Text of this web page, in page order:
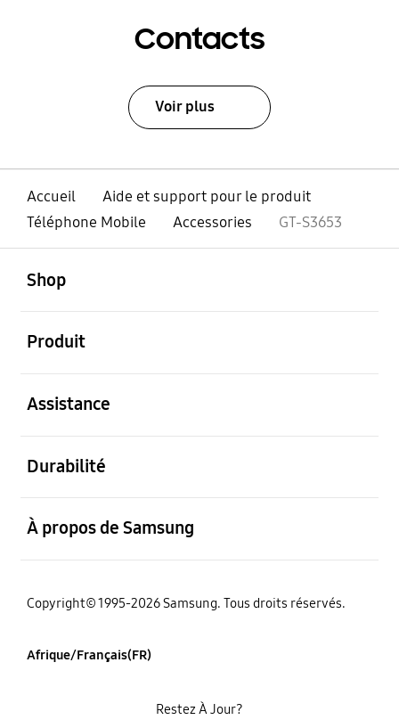
Contacts
Voir plus
Accueil
Aide et support pour le produit
Téléphone Mobile
Accessories GT-S3653
Shop
Produit
Assistance
Durabilité
À propos de Samsung
Copyright© 1995-2026 Samsung. Tous droits réservés.
Afrique/Français(FR)
Restez À Jour?